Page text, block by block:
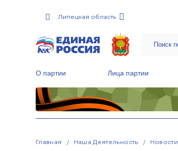
Липецкая область
О партии Лица партии
Главная Наша Деятельность Новости